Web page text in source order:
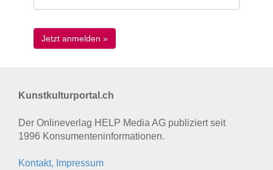
Kunstkulturportal.ch
Der Onlineverlag HELP Media AG publiziert seit
1996 Konsumenten­informationen.
Kontakt, Impressum